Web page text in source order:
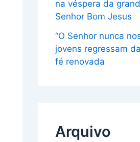
na véspera da
Senhor Bom Jesus
“O Senhor nunca
jovens regressam
fé renovada
Arquivo